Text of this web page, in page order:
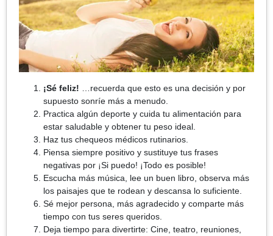
¡Sé feliz!
…recuerda que esto es una decisión y por
supuesto sonríe más a menudo.
Practica algún deporte y cuida tu alimentación para
estar saludable y obtener tu peso ideal.
Haz tus chequeos médicos rutinarios.
Piensa siempre positivo y sustituye tus frases
negativas por ¡Si puedo! ¡Todo es posible!
Escucha más música, lee un buen libro, observa más
los paisajes que te rodean y descansa lo suficiente.
Sé mejor persona, más agradecido y comparte más
tiempo con tus seres queridos.
Deja tiempo para divertirte: Cine, teatro, reuniones,